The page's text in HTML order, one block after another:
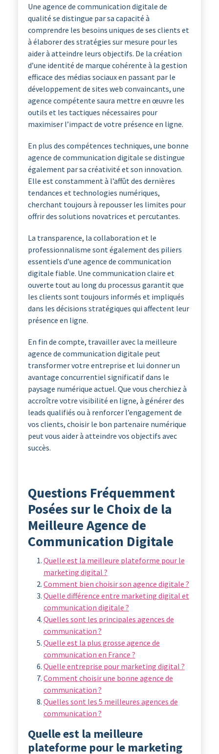
Une agence de communication digitale de
qualité se distingue par sa capacité à
comprendre les besoins uniques de ses clients et
à élaborer des stratégies sur mesure pour les
aider à atteindre leurs objectifs. De la création
d’une identité de marque cohérente à la gestion
efficace des médias sociaux en passant par le
développement de sites web convaincants, une
agence compétente saura mettre en œuvre les
outils et les tactiques nécessaires pour
maximiser l’impact de votre présence en ligne.
En plus des compétences techniques, une bonne
agence de communication digitale se distingue
également par sa créativité et son innovation.
Elle est constamment à l’affût des dernières
tendances et technologies numériques,
cherchant toujours à repousser les limites pour
offrir des solutions novatrices et percutantes.
La transparence, la collaboration et le
professionnalisme sont également des piliers
essentiels d’une agence de communication
digitale fiable. Une communication claire et
ouverte tout au long du processus garantit que
les clients sont toujours informés et impliqués
dans les décisions stratégiques qui affectent leur
présence en ligne.
En fin de compte, travailler avec la meilleure
agence de communication digitale peut
transformer votre entreprise et lui donner un
avantage concurrentiel significatif dans le
paysage numérique actuel. Que vous cherchiez à
accroître votre visibilité en ligne, à générer des
leads qualifiés ou à renforcer l’engagement de
vos clients, choisir le bon partenaire numérique
peut vous aider à atteindre vos objectifs avec
succès.
Questions Fréquemment
Posées sur le Choix de la
Meilleure Agence de
Communication Digitale
Quelle est la meilleure plateforme pour le
marketing digital ?
Comment bien choisir son agence digitale ?
Quelle différence entre marketing digital et
communication digitale ?
Quelles sont les principales agences de
communication ?
Quelle est la plus grosse agence de
communication en France ?
Quelle entreprise pour marketing digital ?
Comment choisir une bonne agence de
communication ?
Quelles sont les 5 meilleures agences de
communication ?
Quelle est la meilleure
plateforme pour le marketing